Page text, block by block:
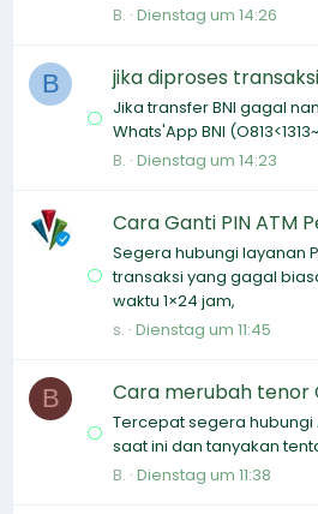
B. Dienstag um 14:26
B jika diproses
Jika transfer BNI gagal
Whats'App BNI
B. Dienstag um 14:23
Cara Ganti PIN ATM
Segera hubungi layanan
transaksi yang gagal
waktu 1×24 jam,
s. Dienstag um 11:45
B Cara merubah tenor
Tercepat segera hubungi
saat ini dan tanyakan
B. Dienstag um 11:38